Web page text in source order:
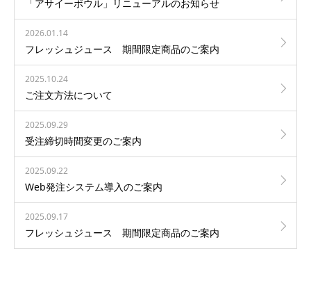
「アサイーボウル」リニューアルのお知らせ
2026.01.14
フレッシュジュース 期間限定商品のご案内
2025.10.24
ご注文方法について
2025.09.29
受注締切時間変更のご案内
2025.09.22
Web発注システム導入のご案内
2025.09.17
フレッシュジュース 期間限定商品のご案内